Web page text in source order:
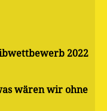
2022
wären wir ohne